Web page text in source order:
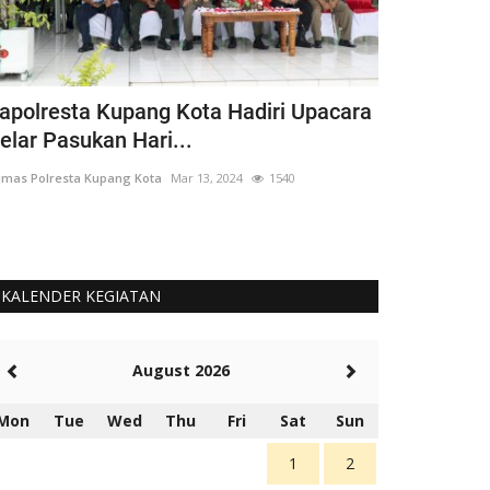
Kupang Kota Hadiri Upacara
Pasukan Hari...
Polresta Kupang Kota Mar 13, 2024 1540
KALENDER KEGIATAN
August 2026
Tue Wed Thu Fri Sat Sun
1 2